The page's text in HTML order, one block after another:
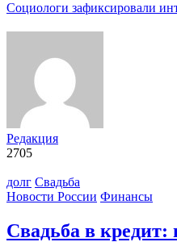
Социологи зафиксировали
Редакция
2705
долг Свадьба
Новости России Финансы
Свадьба в кредит: